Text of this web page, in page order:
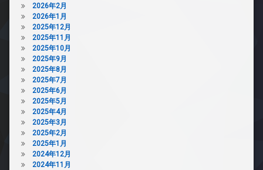
2026年2月
2026年1月
2025年12月
2025年11月
2025年10月
2025年9月
2025年8月
2025年7月
2025年6月
2025年5月
2025年4月
2025年3月
2025年2月
2025年1月
2024年12月
2024年11月